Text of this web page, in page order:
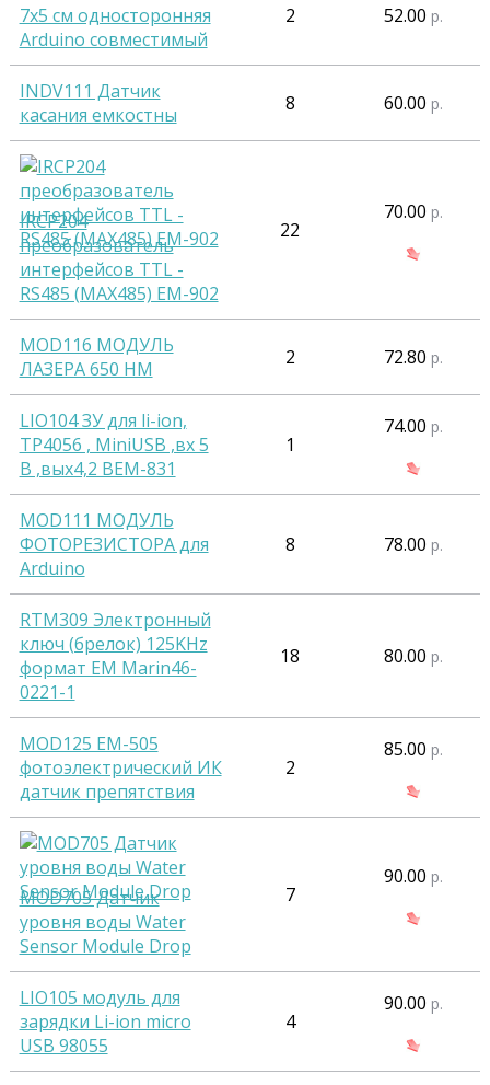
7х5 см односторонняя
Arduino совместимый
2 52.00 р.
INDV111 Датчик
касания емкостны
8 60.00 р.
IRCP204
преобразователь
интерфейсов TTL -
RS485 (MAX485) EM-902
22
70.00 р.
MOD116 МОДУЛЬ
ЛАЗЕРА 650 HM
2 72.80 р.
LIO104 ЗУ для li-ion,
TP4056 , MiniUSB ,вх 5
В ,вых4,2 ВEM-831
1
74.00 р.
MOD111 МОДУЛЬ
ФОТОРЕЗИСТОРА для
Arduino
8 78.00 р.
RTM309 Электронный
ключ (брелок) 125KHz
формат EM Marin46-
0221-1
18 80.00 р.
MOD125 EM-505
фотоэлектрический ИК
датчик препятствия
2
85.00 р.
MOD705 Датчик
уровня воды Water
Sensor Module Drop
7
90.00 р.
LIO105 модуль для
зарядки Li-ion micro
USB 98055
4
90.00 р.